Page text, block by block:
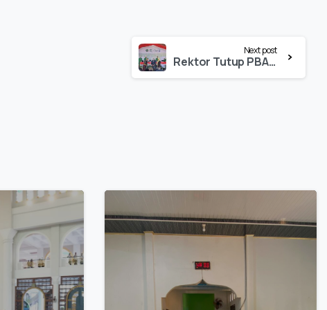
Next post
Rektor Tutup PBAK 1.218 Orang Resmi Jadi Mahasiswa IAIN Palopo